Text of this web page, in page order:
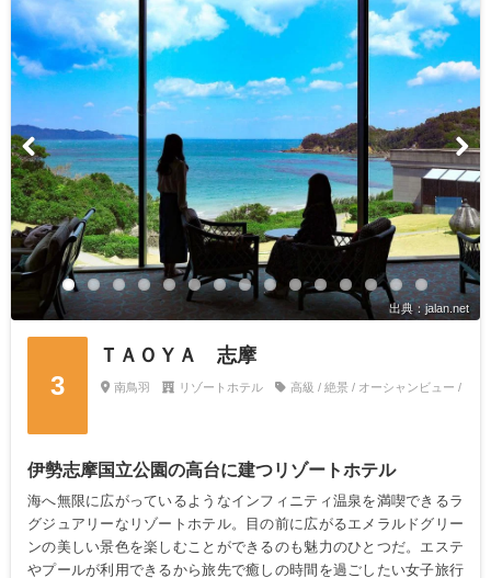
出典：jalan.net
3
ＴＡＯＹＡ 志摩
南鳥羽 リゾートホテル 高級 / 絶景 / オーシャンビュー /
伊勢志摩国立公園の高台に建つリゾートホテル
海へ無限に広がっているようなインフィニティ温泉を満喫できるラ
グジュアリーなリゾートホテル。目の前に広がるエメラルドグリー
ンの美しい景色を楽しむことができるのも魅力のひとつだ。エステ
やプールが利用できるから旅先で癒しの時間を過ごしたい女子旅行